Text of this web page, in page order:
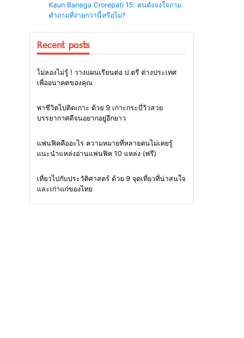
Kaun Banega Crorepati 15: คนดังจงใจถาม
คำถามที่ง่ายกว่านี้หรือไม่?
Recent posts
สาระน่ารู้
ไม่ลองไม่รู้ ! วางแผนเรียนต่อ ป.ตรี ต่างประเทศ
เพื่ออนาคตของคุณ
ท่องเที่ยว
พาชีวิตไปติดเกาะ ด้วย 9 เกาะกระบี่วิวสวย
บรรยากาศดีจนอยากอยู่อีกยาว
สาระน่ารู้
แฟนฟิคคืออะไร ความหมายที่หลายคนไม่เคยรู้
แนะนำแหล่งอ่านแฟนฟิค 10 แหล่ง (ฟรี)
ท่องเที่ยว
เที่ยวไปกับประวัติศาสตร์ ด้วย 9 จุดเที่ยวที่น่าสนใจ
และเก่าแก่ของไทย